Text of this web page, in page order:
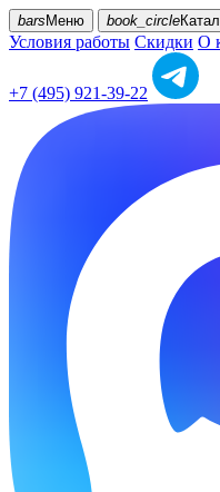
bars Меню book_circle
Условия работы Скидки О
+7 (495) 921-39-22